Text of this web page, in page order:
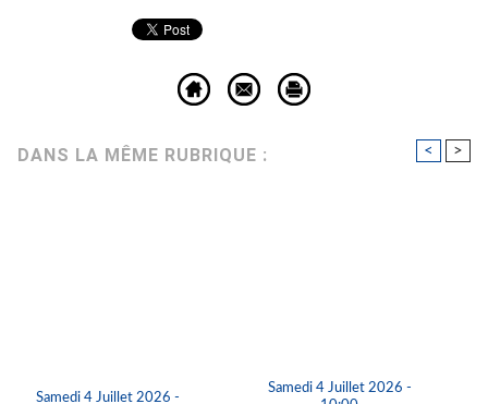
DANS LA MÊME RUBRIQUE : < >
Samedi 4 Juillet 2026 -
Samedi 4 Juillet 2026 -